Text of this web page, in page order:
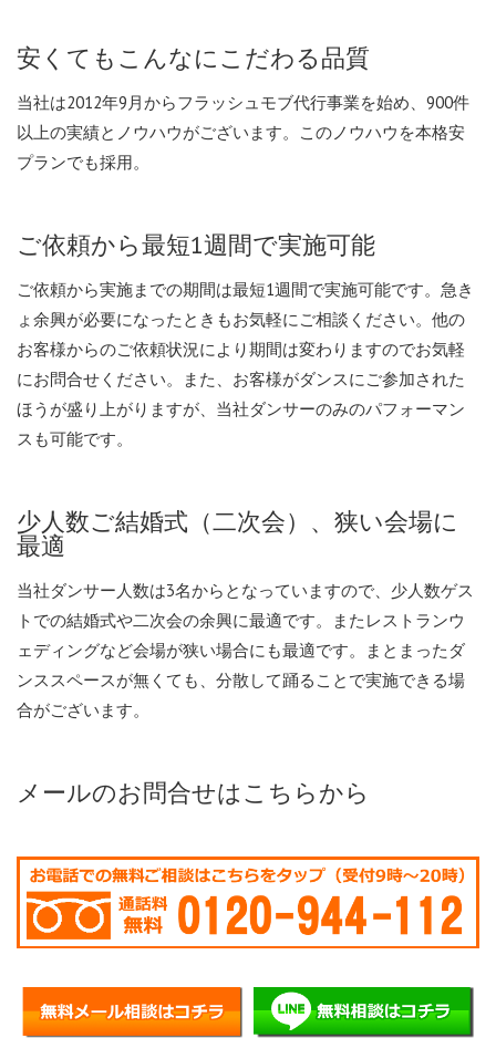
安くてもこんなにこだわる品質
当社は2012年9月からフラッシュモブ代行事業を始め、900件
以上の実績とノウハウがございます。このノウハウを本格安
プランでも採用。
ご依頼から最短1週間で実施可能
ご依頼から実施までの期間は最短1週間で実施可能です。急き
ょ余興が必要になったときもお気軽にご相談ください。他の
お客様からのご依頼状況により期間は変わりますのでお気軽
にお問合せください。また、お客様がダンスにご参加された
ほうが盛り上がりますが、当社ダンサーのみのパフォーマン
スも可能です。
少人数ご結婚式（二次会）、狭い会場に
最適
当社ダンサー人数は3名からとなっていますので、少人数ゲス
トでの結婚式や二次会の余興に最適です。またレストランウ
ェディングなど会場が狭い場合にも最適です。まとまったダ
ンススペースが無くても、分散して踊ることで実施できる場
合がございます。
メールのお問合せはこちらから